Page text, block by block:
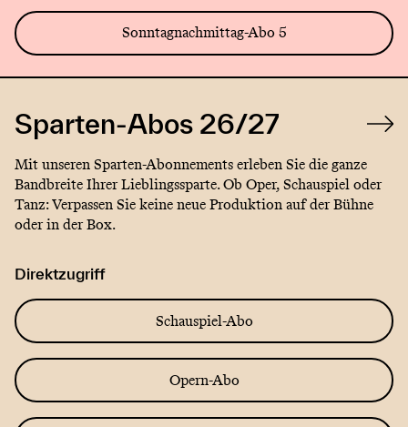
Sonntagnachmittag-Abo 5
Sparten-Abos 26/27
Mit unseren Sparten-Abonnements erleben Sie die ganze
Bandbreite Ihrer Lieblingssparte. Ob Oper, Schauspiel oder
Tanz: Verpassen Sie keine neue Produktion auf der Bühne
oder in der Box.
Direktzugriff
Schauspiel-Abo
Opern-Abo